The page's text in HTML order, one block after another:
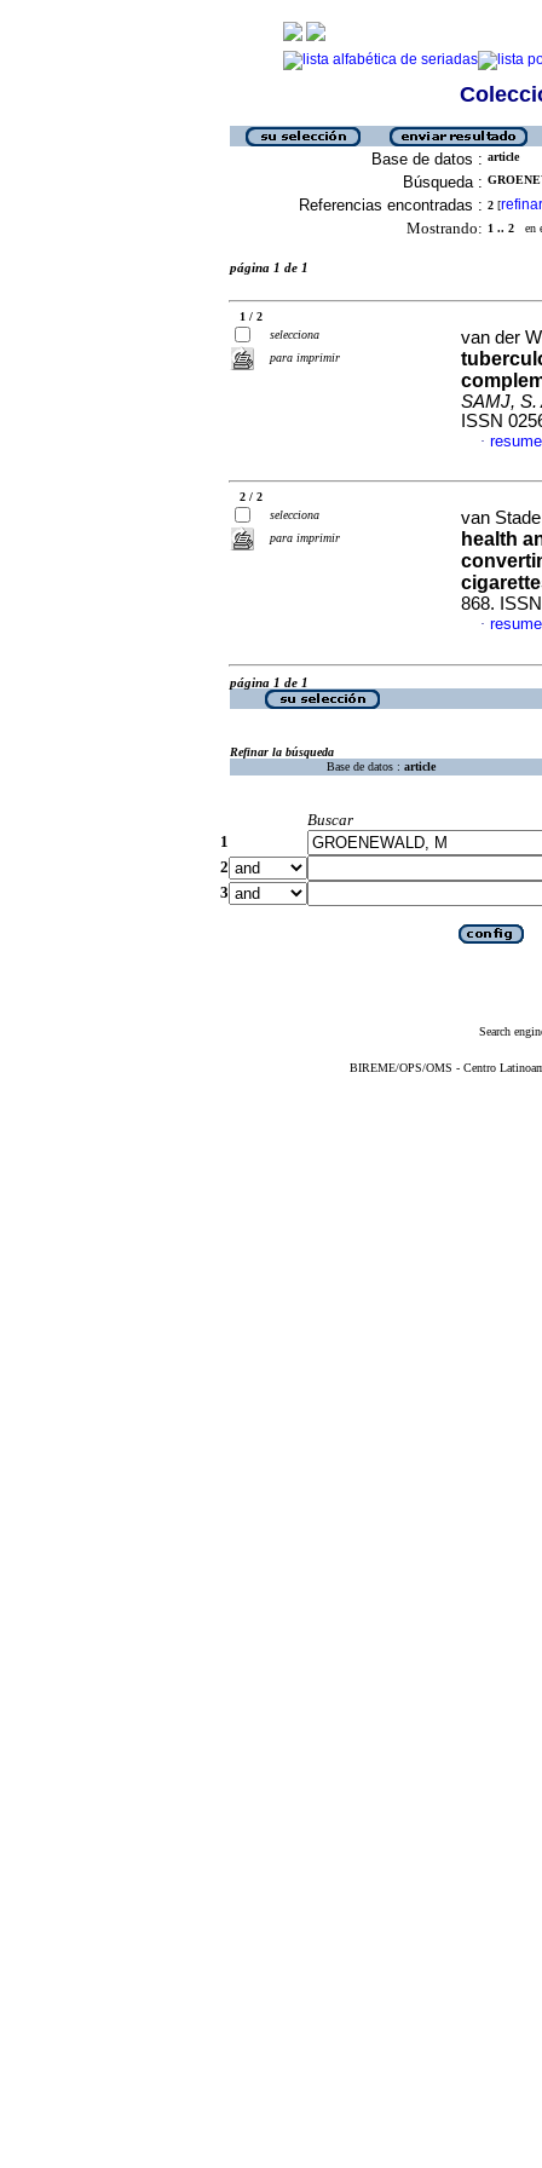
Base de datos : article
Búsqueda :
Referencias encontradas : 2 [refinar
Mostrando: 1 .. 2 en
página 1 de 1
1 / 2
selecciona
para imprimir
van der
SAMJ, S.
ISSN
·
2 / 2
selecciona
para imprimir
van
health
868.
·
página 1 de 1
Refinar la búsqueda
Base de datos : article
Buscar
1
2
3
Search
BIREME/OPS/OMS - Centro